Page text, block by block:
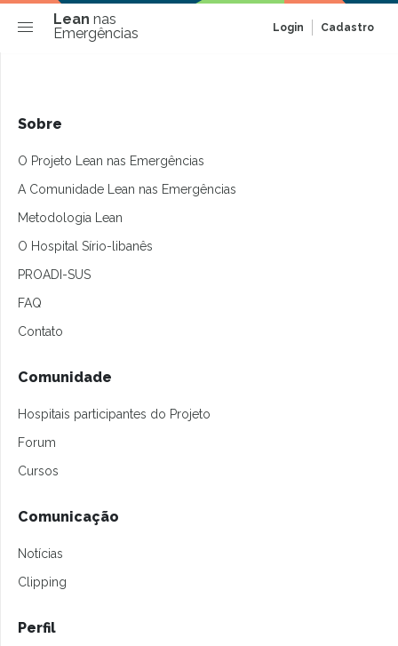
Lean nas
Emergências
Login Cadastro
Sobre
O Projeto Lean nas Emergências
A Comunidade Lean nas Emergências
Metodologia Lean
O Hospital Sírio-libanês
PROADI-SUS
FAQ
Contato
Comunidade
Hospitais participantes do Projeto
Forum
Cursos
Comunicação
Notícias
Clipping
Perfil